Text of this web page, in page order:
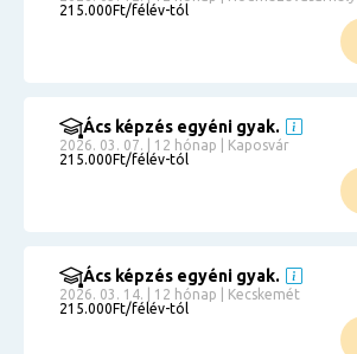
215.000Ft/félév-tól
Ács képzés egyéni gyak.
2026. 03. 07. | 12 hónap | Kaposvár
215.000Ft/félév-tól
Ács képzés egyéni gyak.
2026. 03. 14. | 12 hónap | Kecskemét
215.000Ft/félév-tól